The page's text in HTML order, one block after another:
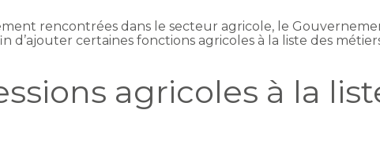
rencontrées dans le secteur agricole, le
d’ajouter certaines fonctions agricoles à la liste des
agricoles à la